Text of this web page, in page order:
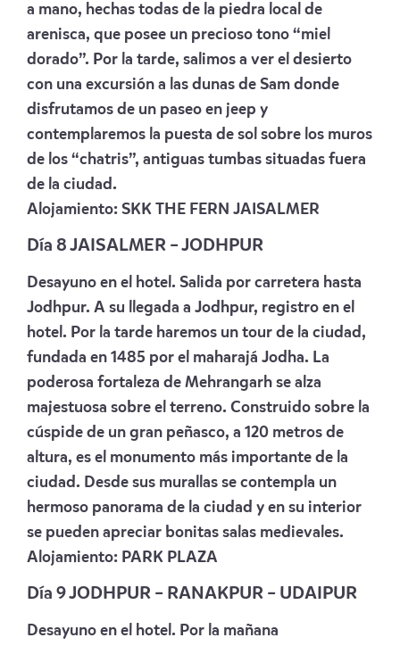
a mano, hechas todas de la piedra local de
arenisca, que posee un precioso tono “miel
dorado”. Por la tarde, salimos a ver el desierto
con una excursión a las dunas de Sam donde
disfrutamos de un paseo en jeep y
contemplaremos la puesta de sol sobre los muros
de los “chatris”, antiguas tumbas situadas fuera
de la ciudad.
Alojamiento: SKK THE FERN JAISALMER
Día 8 JAISALMER – JODHPUR
Desayuno en el hotel. Salida por carretera hasta
Jodhpur. A su llegada a Jodhpur, registro en el
hotel. Por la tarde haremos un tour de la ciudad,
fundada en 1485 por el maharajá Jodha. La
poderosa fortaleza de Mehrangarh se alza
majestuosa sobre el terreno. Construido sobre la
cúspide de un gran peñasco, a 120 metros de
altura, es el monumento más importante de la
ciudad. Desde sus murallas se contempla un
hermoso panorama de la ciudad y en su interior
se pueden apreciar bonitas salas medievales.
Alojamiento: PARK PLAZA
Día 9 JODHPUR – RANAKPUR – UDAIPUR
Desayuno en el hotel. Por la mañana